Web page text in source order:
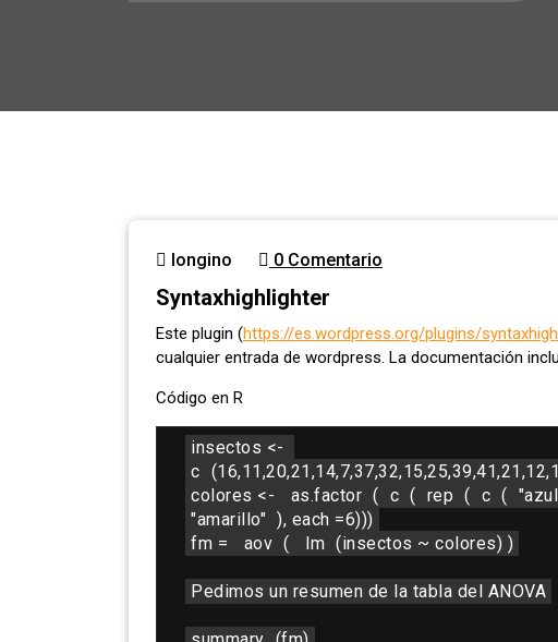
longino 0 Comentario
Syntaxhighlighter
Este plugin (https://es.wordpress.org/plugins/
cualquier entrada de wordpress. La documentación
Código en R
c
colores <-
as.factor ( c ( rep ( c (
"amarillo" ), each =6)))
fm =
aov ( lm (insectos ~ colores) )
Pedimos un resumen de la tabla del ANOVA